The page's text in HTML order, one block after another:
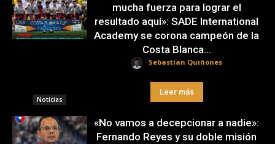
Noticias
mucha fuerza para lograr el
resultado aquí»: SADE International
Academy se corona campeón de la
Costa Blanca...
Sebastian Quiñones
Leer más
«No vamos a decepcionar a nadie»:
Fernando Reyes y su doble misión